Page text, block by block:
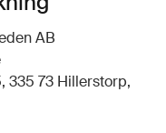
AB
335 73 Hillerstorp,